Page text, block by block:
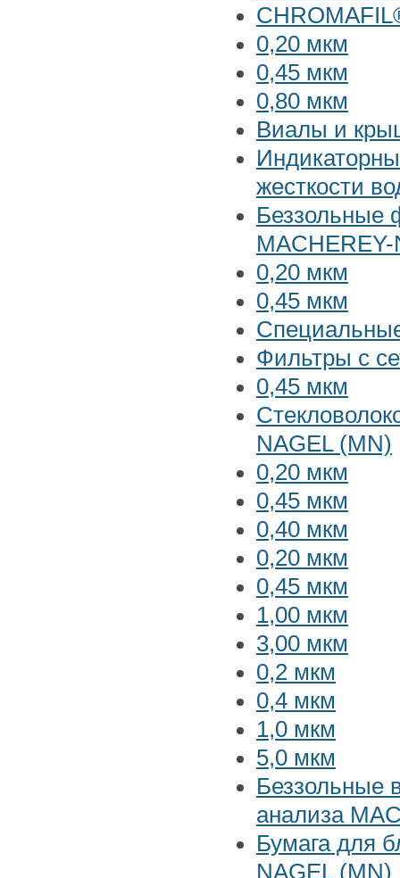
0,20 мкм
0,45 мкм
0,80 мкм
Виалы и
жесткости
Беззольные
0,20 мкм
0,45 мкм
Фильтры с
0,45 мкм
NAGEL (MN)
0,20 мкм
0,45 мкм
0,40 мкм
0,20 мкм
0,45 мкм
1,00 мкм
3,00 мкм
0,2 мкм
0,4 мкм
1,0 мкм
5,0 мкм
Беззольные
анализа
Бумага для
NAGEL (MN)